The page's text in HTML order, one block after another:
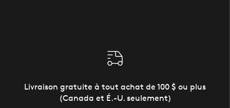
Livraison gratuite à tout achat de 100 $ ou plus
(Canada et É.-U. seulement)